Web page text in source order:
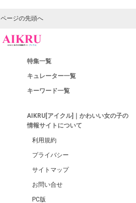
ページの先頭へ
特集一覧
キュレーター一覧
キーワード一覧
AIKRU[アイクル]｜かわいい女の子の
情報サイトについて
利用規約
プライバシー
サイトマップ
お問い合せ
PC版